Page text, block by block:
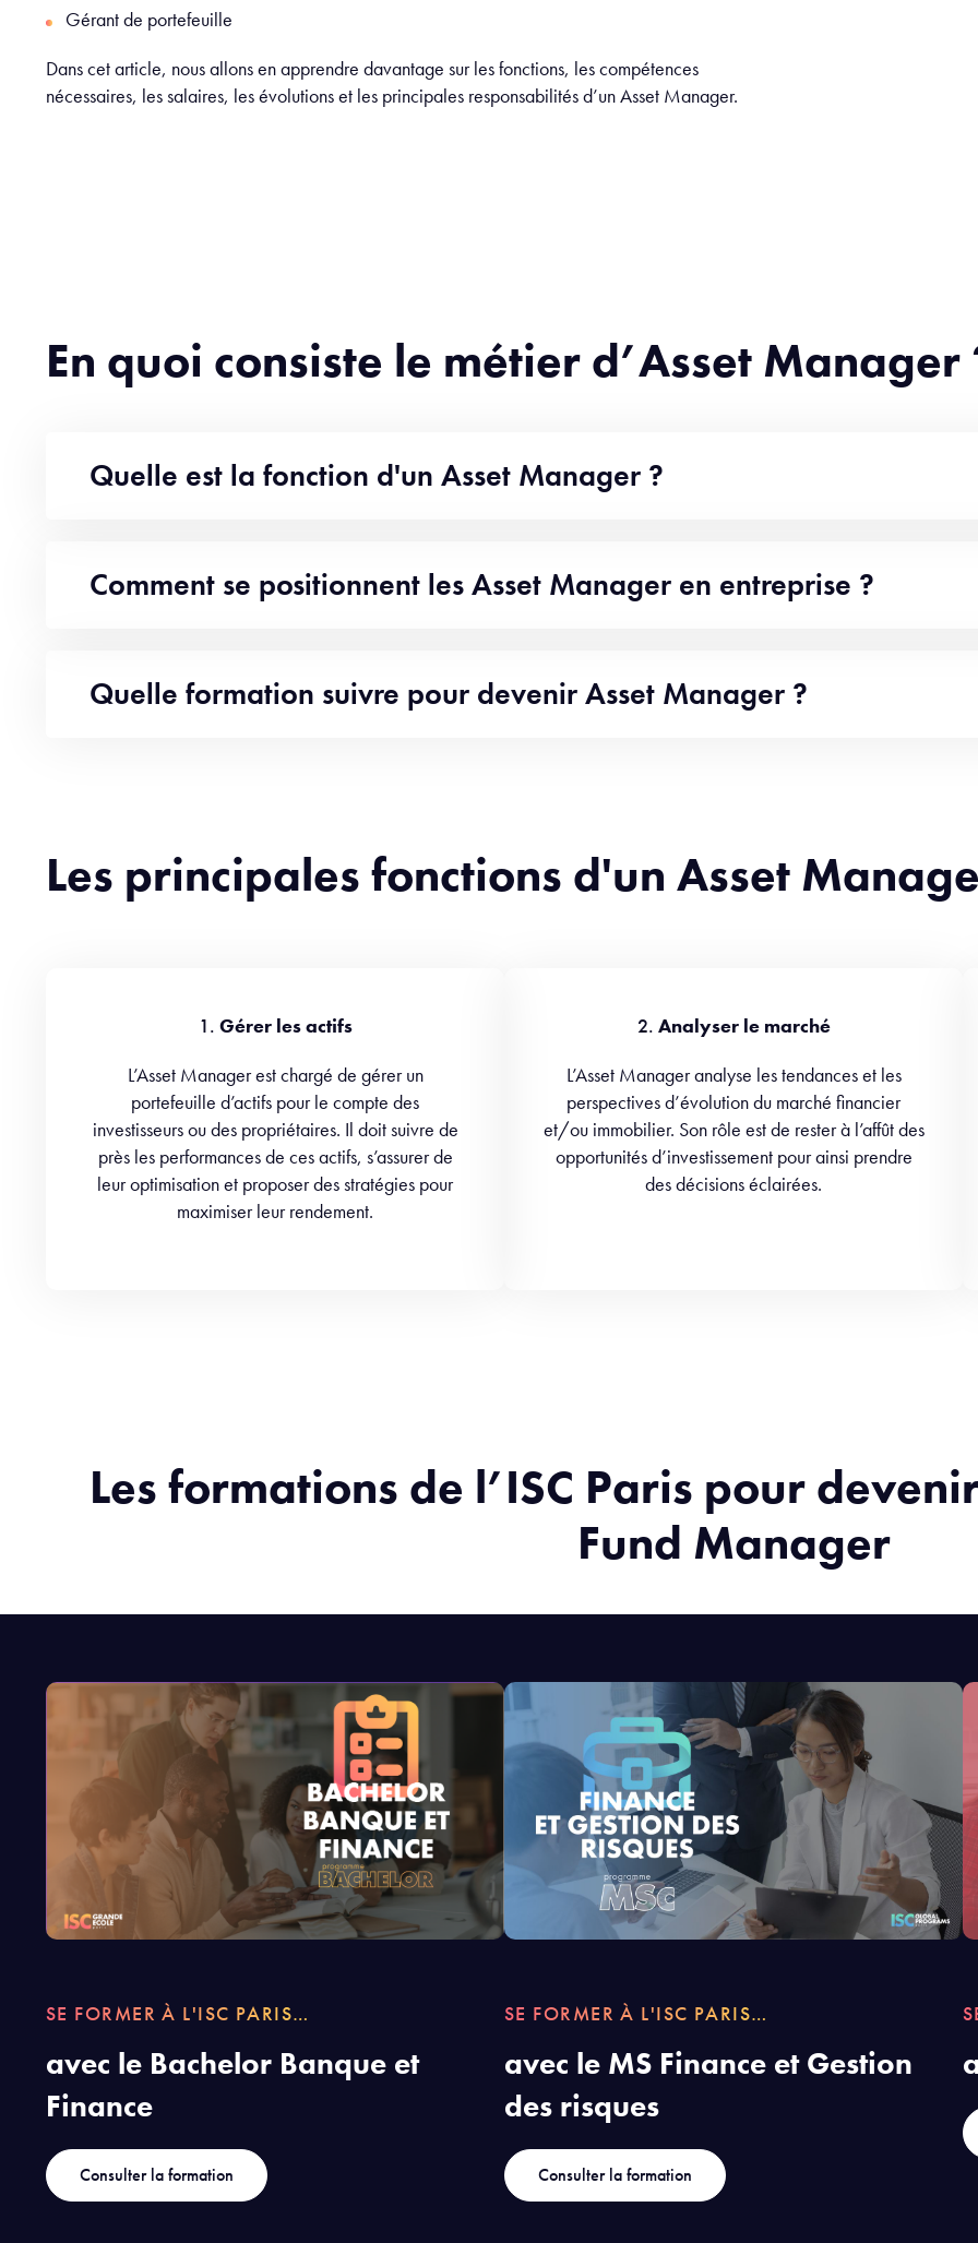
Gérant de portefeuille
Dans cet article, nous allons en apprendre davantage sur les fonctions, les compétences
nécessaires, les salaires, les évolutions et les principales responsabilités d’un Asset Manager.
En quoi consiste le métier d’Asset Manager
Quelle est la fonction d'un Asset Manager ?
Comment se positionnent les Asset Manager en entreprise ?
Quelle formation suivre pour devenir Asset Manager ?
Les principales fonctions d'un Asset
1. Gérer les actifs
L’Asset Manager est chargé de gérer un
portefeuille d’actifs pour le compte des
investisseurs ou des propriétaires. Il doit suivre de
près les performances de ces actifs, s’assurer de
leur optimisation et proposer des stratégies pour
maximiser leur rendement.
2. Analyser le marché
L’Asset Manager analyse les tendances et les
perspectives d’évolution du marché financier
et/ou immobilier. Son rôle est de rester à l’affût des
opportunités d’investissement pour ainsi prendre
des décisions éclairées.
Les formations de l’ISC Paris pour
Fund Manager
SE FORMER À L'ISC PARIS…
avec le Bachelor Banque et
Finance
Consulter la formation
SE FORMER À L'ISC PARIS…
avec le MS Finance et Gestion
des risques
Consulter la formation